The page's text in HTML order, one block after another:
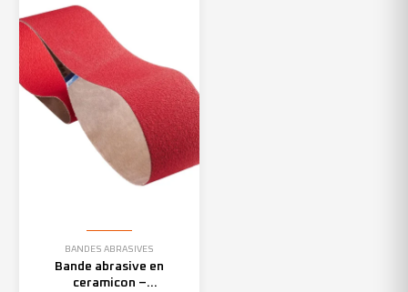
BANDES ABRASIVES
Bande abrasive en
ceramicon –